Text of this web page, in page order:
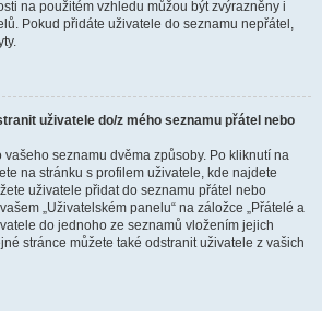
na použitém vzhledu můžou být zvýrazněny i
Pokud přidáte uživatele do seznamu nepřátel,
uživatele do/z mého seznamu přátel nebo
seznamu dvěma způsoby. Po kliknutí na
na stránku s profilem uživatele, kde najdete
uživatele přidat do seznamu přátel nebo
„Uživatelském panelu“ na záložce „Přátelé a
do jednoho ze seznamů vložením jejich
stránce můžete také odstranit uživatele z vašich